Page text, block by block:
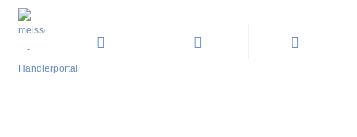
Weinbergswanderung im